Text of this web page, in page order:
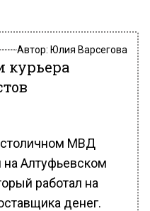
Автор: Юлия Варсегова
курьера
столичном МВД
Алтуфьевском
работал на
денег.